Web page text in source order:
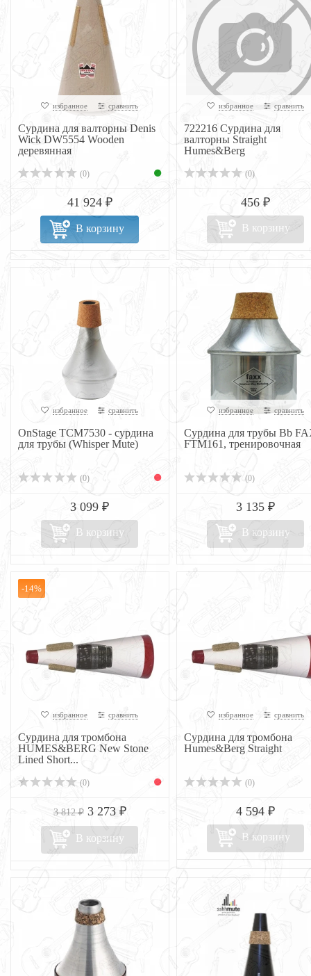
избранное сравнить
Сурдина для валторны Denis
Wick DW5554 Wooden
деревянная
(0)
41 924 ₽
В корзину
избранное сравнить
722216 Сурдина для
валторны Straight
Humes&Berg
(0)
456 ₽
В корзину
избранное сравнить
OnStage TCM7530 - сурдина
для трубы (Whisper Mute)
(0)
3 099 ₽
В корзину
избранное сравнить
Сурдина для трубы Bb
FTM161, тренировочная
(0)
3 135 ₽
В корзину
-14%
избранное сравнить
Сурдина для тромбона
HUMES&BERG New Stone
Lined Short...
(0)
3 812 ₽ 3 273 ₽
В корзину
избранное сравнить
Сурдина для тромбона
Humes&Berg Straight
(0)
4 594 ₽
В корзину